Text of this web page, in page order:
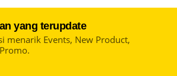
yang terupdate
menarik Events, New Product,